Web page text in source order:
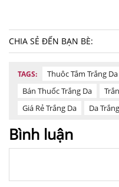
CHIA SẺ ĐẾN BẠN BÈ:
TAGS: Thuôc Tắm Trắng Da
Bán Thuốc Trắng Da
Giá Rẻ Trắng Da
Da
Bình luận